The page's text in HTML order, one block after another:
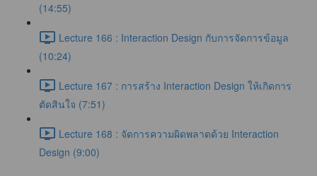
(14:55)
Lecture 166 : Interaction Design กับการจัดการข้อมูล
(10:24)
Lecture 167 : การสร้าง Interaction Design ให้เกิดการ
ตัดสินใจ (7:51)
Lecture 168 : จัดการความผิดพลาดด้วย Interaction
Design (9:00)